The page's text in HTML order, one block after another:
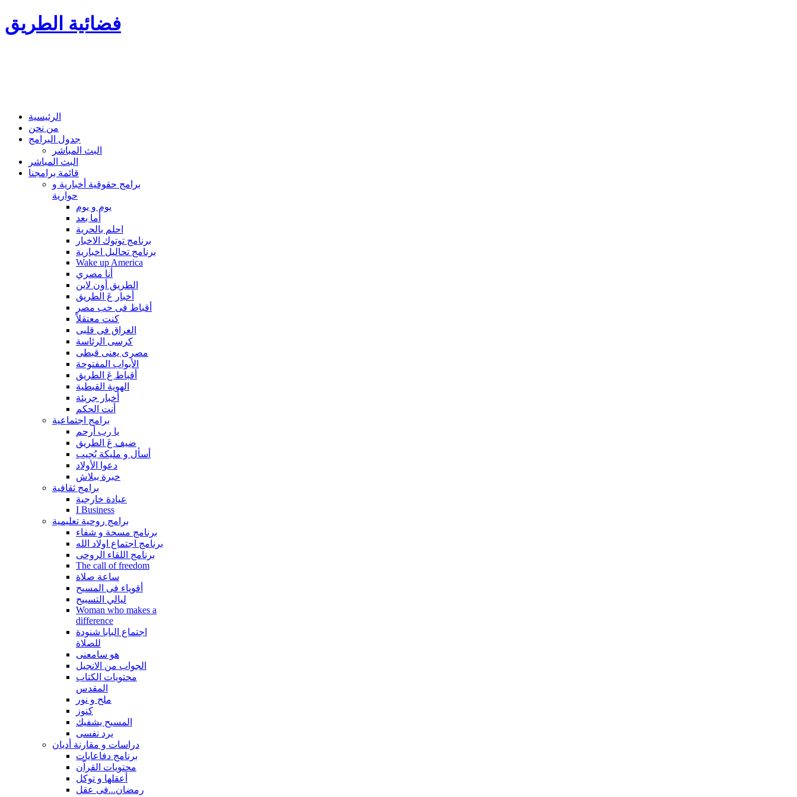
فضائية الطريق
الرئيسية
من نحن
جدول البرامج
البث المباشر
البث المباشر
قائمة برامجنا
برامج حقوقية أخبارية و
حوارية
يوم و يوم
أما بعد
احلم بالحرية
برنامج توتوك الاخبار
برنامج تحاليل اخبارية
Wake up America
أنا مصري
الطريق أون لاين
أخبار عَ الطريق
أقباط فى حب مصر
كنت معتقلاً
العراق فى قلبى
كرسى الرئاسة
مصرى يعنى قبطى
الأبواب المفتوحة
أقباط عَ الطريق
الهوية القبطية
أخبار جريئة
أنت الحكم
برامج اجتماعية
يا رب أرحم
ضيف عَ الطريق
أسأل و مليكة يُجيب
دعوا الأولاد
خبرة ببلاش
برامج ثقافية
عيادة خارجية
I Business
برامج روحية تعليمية
برنامج مسحة و شفاء
برنامج اجتماع اولاد الله
برنامج اللقاء الروحى
The call of freedom
ساعة صلاة
أقوياء فى المسيح
ليالي التسبيح
Woman who makes a
difference
اجتماع البابا شنودة
للصلاة
هو سامعنى
الجواب من الانجيل
محتويات الكتاب
المقدس
ملح و نور
كنوز
المسيح يشفيك
يرد نفسى
دراسات و مقارنة أديان
برنامج دفاعايات
محتويات القراّن
أعقلها و توكل
رمضان...فى عقل